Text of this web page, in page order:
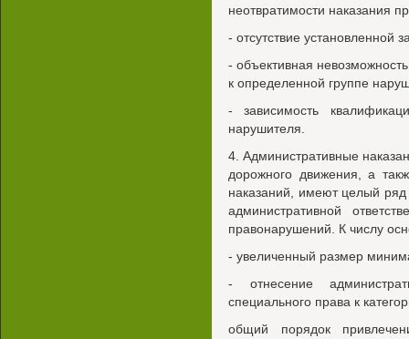
неотвратимости наказания
- отсутствие установленной
- объективная
к определенной группе
- зависимость
нарушителя.
4. Административные
дорожного движения, а
наказаний, имеют целый
административной
правонарушений. К числу
- увеличенный размер
- отнесение
специального права к
общий порядок